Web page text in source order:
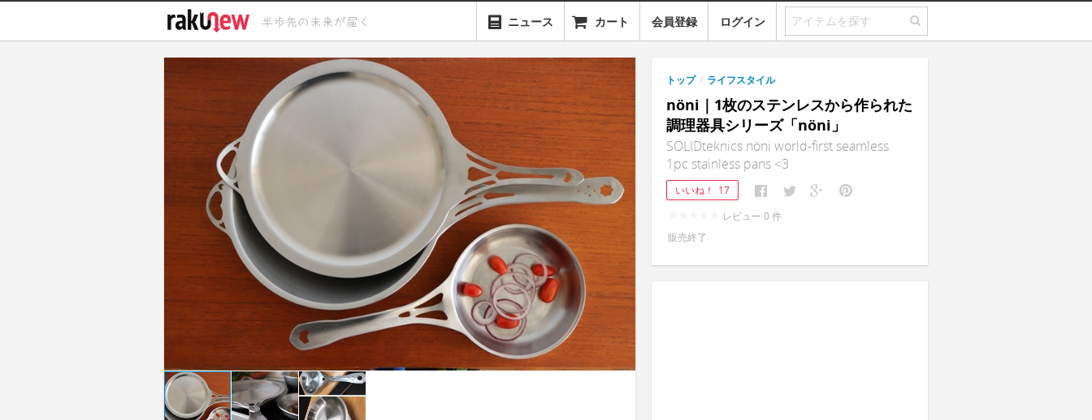
ニュース カート 会員登録 ログイン
トップ / ライフスタイル
nöni｜1枚のステンレスから作られた
調理器具シリーズ「nöni」
SOLIDteknics nöni world-first seamless
1pc stainless pans <3
いいね！
17
レビュー 0 件
販売終了